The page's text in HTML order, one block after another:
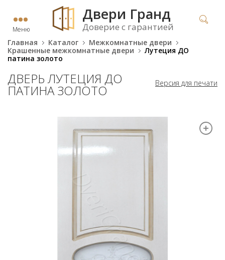
Меню
Двери Гранд
Доверие с гарантией
Главная Каталог
Межкомнатные двери
Крашенные межкомнатные двери
Лутеция ДО
патина золото
Версия для печати
ДВЕРЬ ЛУТЕЦИЯ ДО
ПАТИНА ЗОЛОТО